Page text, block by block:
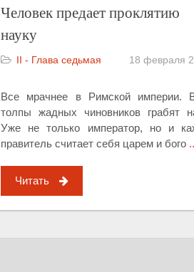
Человек предает проклятию
науку
II - Глава седьмая 18 февраля
Все мрачнее в Римской империи.
толпы жадных чиновников грабят
Уже не только император, но и
правитель считает себя царем и бого
Читать